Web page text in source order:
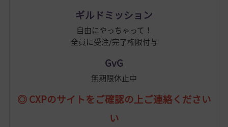
ギルドミッション
自由にやっちゃって！
全員に受注/完了権限付与
GvG
無期限休止中
◎ CXPのサイトをご確認の上ご連絡ください
い